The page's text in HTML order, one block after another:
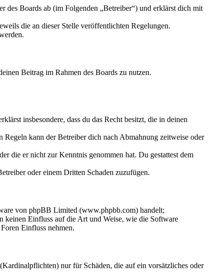
Boards ab (im Folgenden „Betreiber“) und erklärst dich mit
die an dieser Stelle veröffentlichten Regelungen.
Beitrag im Rahmen des Boards zu nutzen.
insbesondere, dass du das Recht besitzt, die in deinen
kann der Betreiber dich nach Abmahnung zeitweise oder
die er nicht zur Kenntnis genommen hat. Du gestattest dem
oder einem Dritten Schaden zuzufügen.
von phpBB Limited (www.phpbb.com) handelt;
keinen Einfluss auf die Art und Weise, wie die Software
Einfluss nehmen.
nur für Schäden, die auf ein vorsätzliches oder